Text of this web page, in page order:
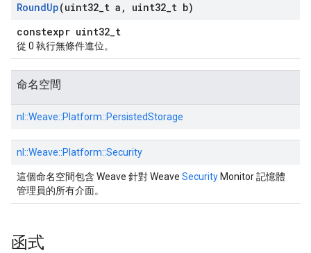
RoundUp(uint32 t a , uint32 t b)
constexpr uint32_t
從 0 執行無條件進位。
命名空間
nl::Weave::Platform::PersistedStorage
nl::Weave::Platform::Security
這個命名空間包含 Weave 針對 Weave Security Monitor 記憶體
管理員的所有介面。
函式